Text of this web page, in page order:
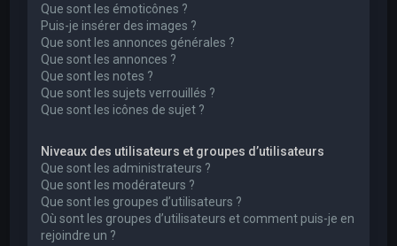
Que sont les émoticônes ?
Puis-je insérer des images ?
Que sont les annonces générales ?
Que sont les annonces ?
Que sont les notes ?
Que sont les sujets verrouillés ?
Que sont les icônes de sujet ?
Niveaux des utilisateurs et groupes d’utilisateurs
Que sont les administrateurs ?
Que sont les modérateurs ?
Que sont les groupes d’utilisateurs ?
Où sont les groupes d’utilisateurs et comment puis-je en
rejoindre un ?